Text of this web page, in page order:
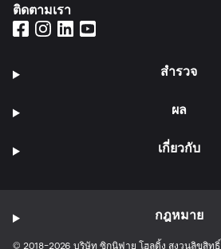
ติดตามเรา
สำรวจ
ผล
เกี่ยวกับ
© 2018-2026 บริษัท ซิกนิฟาย โฮลดิ้ง สงวนลิขสิทธิ์.
กฎหมาย